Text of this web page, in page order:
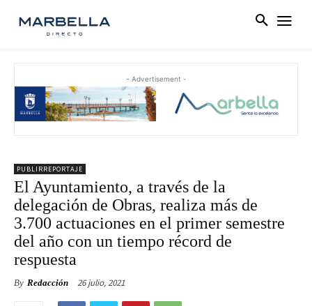
- Advertisement -
PUBLIRREPORTAJE
El Ayuntamiento, a través de la
delegación de Obras, realiza más de
3.700 actuaciones en el primer semestre
del año con un tiempo récord de
respuesta
By Redacción 26 julio, 2021